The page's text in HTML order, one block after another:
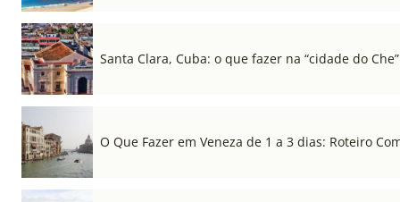
Santa Clara, Cuba: o que fazer na “cidade do Che”
O Que Fazer em Veneza de 1 a 3 dias: Roteiro